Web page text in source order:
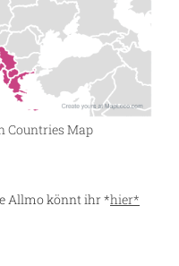
Countries Map
Allmo könnt ihr *hier*